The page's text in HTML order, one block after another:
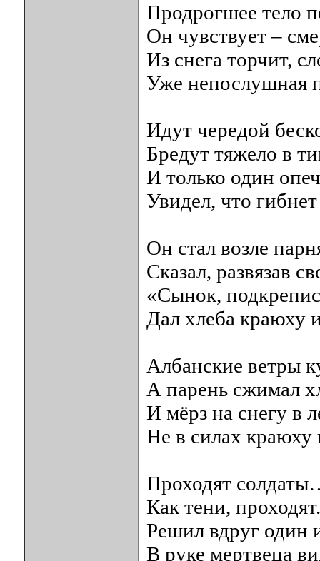
Продрогшее тело
Он чувствует –
Из снега торчит,
Уже непослушная
Идут чередой
Бредут тяжело в
И только один
Увидел, что
Он стал возле
Сказал, развязав
«Сынок,
Дал хлеба краюху
Албанские ветры
А парень сжимал
И мёрз на снегу в
Не в силах краюху
Проходят
Как тени,
Решил вдруг один
В руке мертвеца